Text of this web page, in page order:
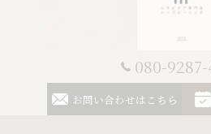
080-
お問い合わせはこちら
© 2026 栃木のエステならニキビケア専門店
RESERVED.